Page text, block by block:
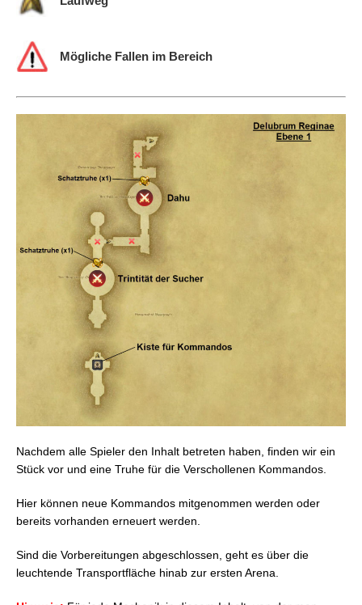
Kommandos
& 2
Mögliche Fallen im Bereich
Nachdem alle Spieler den Inhalt betreten haben, finden wir ein
Stück vor und eine Truhe für die Verschollenen Kommandos.
Hier können neue Kommandos mitgenommen werden oder
bereits vorhanden erneuert werden.
Sind die Vorbereitungen abgeschlossen, geht es über die
leuchtende Transportfläche hinab zur ersten Arena.